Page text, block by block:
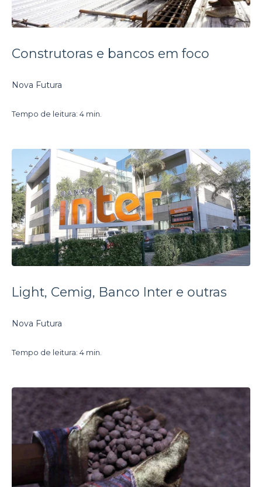
Construtoras e bancos em foco
Nova Futura
Tempo de leitura: 4 min.
Light, Cemig, Banco Inter e outras
Nova Futura
Tempo de leitura: 4 min.